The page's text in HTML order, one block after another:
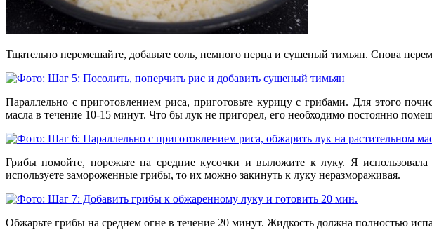
Тщательно перемешайте, добавьте соль, немного перца и сушеный тимьян. Снова
Параллельно с приготовлением риса, приготовьте курицу с грибами. Для этого
масла в течение 10-15 минут. Что бы лук не пригорел, его необходимо постоянно
Грибы помойте, порежьте на средние кусочки и выложите к луку. Я
используете замороженные грибы, то их можно закинуть к луку неразмораживая.
Обжарьте грибы на среднем огне в течение 20 минут. Жидкость должна полностью